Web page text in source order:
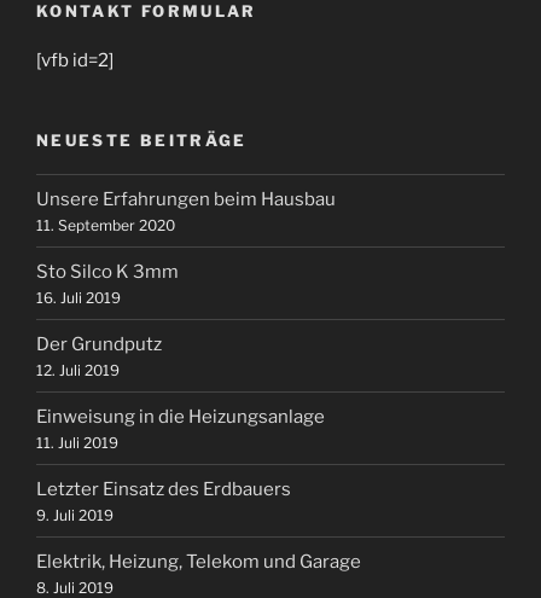
KONTAKT FORMULAR
[vfb id=2]
NEUESTE BEITRÄGE
Unsere Erfahrungen beim Hausbau
11. September 2020
Sto Silco K 3mm
16. Juli 2019
Der Grundputz
12. Juli 2019
Einweisung in die Heizungsanlage
11. Juli 2019
Letzter Einsatz des Erdbauers
9. Juli 2019
Elektrik, Heizung, Telekom und Garage
8. Juli 2019